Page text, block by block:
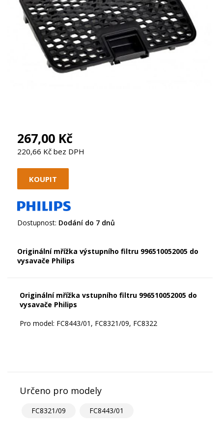
267,00 Kč
220,66 Kč bez DPH
Dostupnost: Dodání do 7 dnů
Originální mřížka výstupního filtru 996510052005 do
vysavače Philips
Originální mřížka vstupního filtru 996510052005 do
vysavače Philips
Pro model: FC8443/01, FC8321/09, FC8322
Určeno pro modely
FC8321/09 FC8443/01